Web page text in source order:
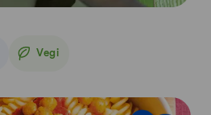
Vegi
Vegetarisch